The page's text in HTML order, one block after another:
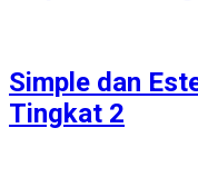
Simple dan
Tingkat 2